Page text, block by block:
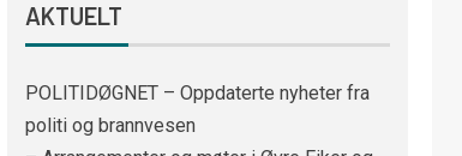
AKTUELT
POLITIDØGNET – Oppdaterte nyheter fra
politi og brannvesen